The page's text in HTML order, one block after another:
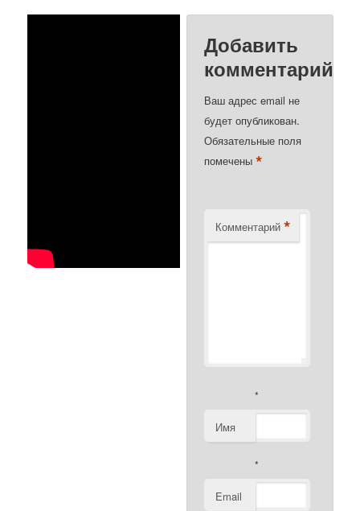
Добавить
комментарий
Ваш адрес email не
будет опубликован.
Обязательные поля
помечены*
Комментарий *
Имя
*
Email
*